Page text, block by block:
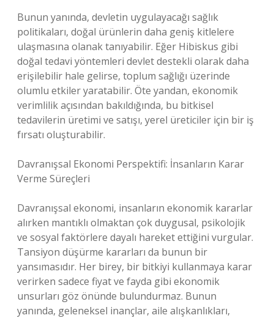
Bunun yanında, devletin uygulayacağı sağlık
politikaları, doğal ürünlerin daha geniş kitlelere
ulaşmasına olanak tanıyabilir. Eğer Hibiskus gibi
doğal tedavi yöntemleri devlet destekli olarak daha
erişilebilir hale gelirse, toplum sağlığı üzerinde
olumlu etkiler yaratabilir. Öte yandan, ekonomik
verimlilik açısından bakıldığında, bu bitkisel
tedavilerin üretimi ve satışı, yerel üreticiler için bir iş
fırsatı oluşturabilir.
Davranışsal Ekonomi Perspektifi: İnsanların Karar
Verme Süreçleri
Davranışsal ekonomi, insanların ekonomik kararlar
alırken mantıklı olmaktan çok duygusal, psikolojik
ve sosyal faktörlere dayalı hareket ettiğini vurgular.
Tansiyon düşürme kararları da bunun bir
yansımasıdır. Her birey, bir bitkiyi kullanmaya karar
verirken sadece fiyat ve fayda gibi ekonomik
unsurları göz önünde bulundurmaz. Bunun
yanında, geleneksel inançlar, aile alışkanlıkları,